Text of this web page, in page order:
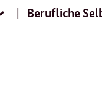
Wirtschaftliche
Berufliche